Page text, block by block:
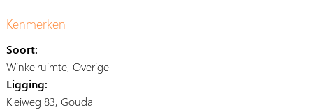
Kenmerken
Soort:
Winkelruimte, Overige
Ligging:
Kleiweg 83, Gouda